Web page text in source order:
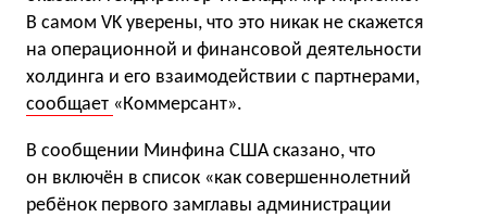
В самом VK уверены, что это никак не скажется
на операционной и финансовой деятельности
холдинга и его взаимодействии с партнерами,
сообщает «Коммерсант».
В сообщении Минфина США сказано, что
он включён в список «как совершеннолетний
ребёнок первого замглавы администрации